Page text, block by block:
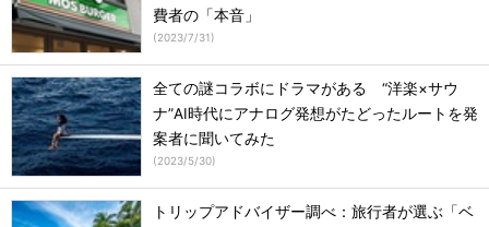
費者の「本音」
(2023/7/31)
全ての謎コラボにドラマがある “洋楽×サウ
ナ”AI時代にアナログ発想がたどったルートを発
案者に聞いてみた
(2023/5/30)
トリップアドバイザー調べ：旅行者が選ぶ「ベ